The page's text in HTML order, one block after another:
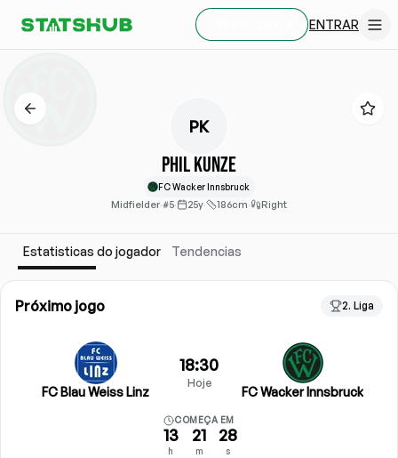
ENTRAR
PK
Phil Kunze
FC Wacker Innsbruck
Midfielder·#5· 25y· 186cm· Right
Estatisticas do jogador Tendencias
Próximo jogo 2. Liga
FC Blau Weiss Linz
18:30
Hoje
FC Wacker Innsbruck
COMEÇA EM
13
h
21
m
28
s